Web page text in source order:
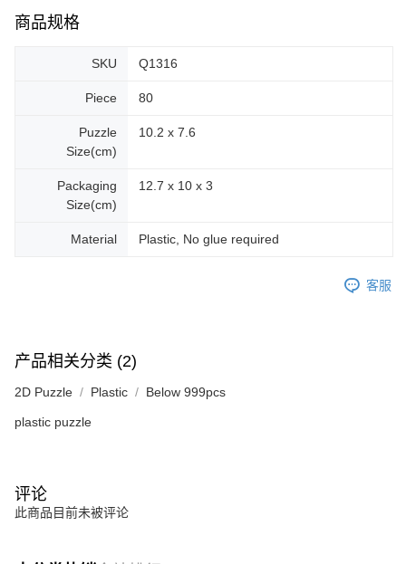
免运费
商品规格
SKU Q1316
Piece 80
Puzzle
Size(cm)
10.2 x 7.6
Packaging
Size(cm)
12.7 x 10 x 3
Material Plastic, No glue required
客服
产品相关分类 (2)
2D Puzzle Plastic Below 999pcs
plastic puzzle
评论
此商品目前未被评论